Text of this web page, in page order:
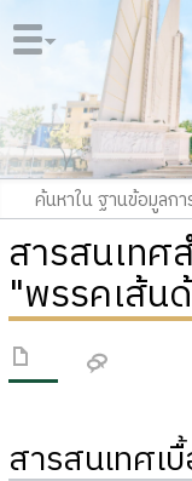
สารสนเทศ
"พรรคเส้น
สารสนเทศเ